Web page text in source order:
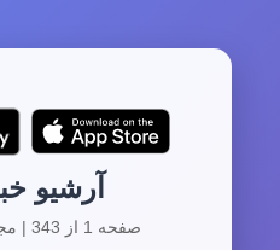
آرشیو
صفحه 1 از 343 | مجموع 3424 آرشیو